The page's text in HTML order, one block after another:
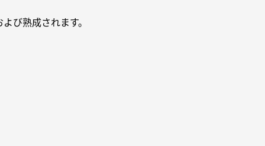
び熟成されます。